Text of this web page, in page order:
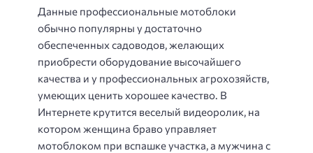
Данные профессиональные мотоблоки
обычно популярны у достаточно
обеспеченных садоводов, желающих
приобрести оборудование высочайшего
качества и у профессиональных агрохозяйств,
умеющих ценить хорошее качество. В
Интернете крутится веселый видеоролик, на
котором женщина браво управляет
мотоблоком при вспашке участка, а мужчина с